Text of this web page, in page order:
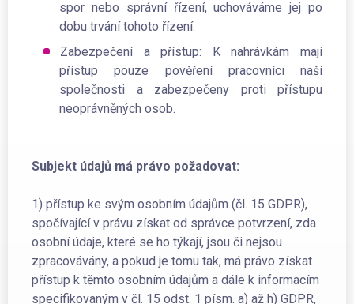
spor nebo správní řízení, uchováváme jej po
dobu trvání tohoto řízení.
Zabezpečení a přístup: K nahrávkám mají
přístup pouze pověření pracovníci naší
společnosti a zabezpečeny proti přístupu
neoprávněných osob.
Subjekt údajů má právo požadovat:
1) přístup ke svým osobním údajům (čl. 15 GDPR),
spočívající v právu získat od správce potvrzení, zda
osobní údaje, které se ho týkají, jsou či nejsou
zpracovávány, a pokud je tomu tak, má právo získat
přístup k těmto osobním údajům a dále k informacím
specifikovaným v čl. 15 odst. 1 písm. a) až h) GDPR,